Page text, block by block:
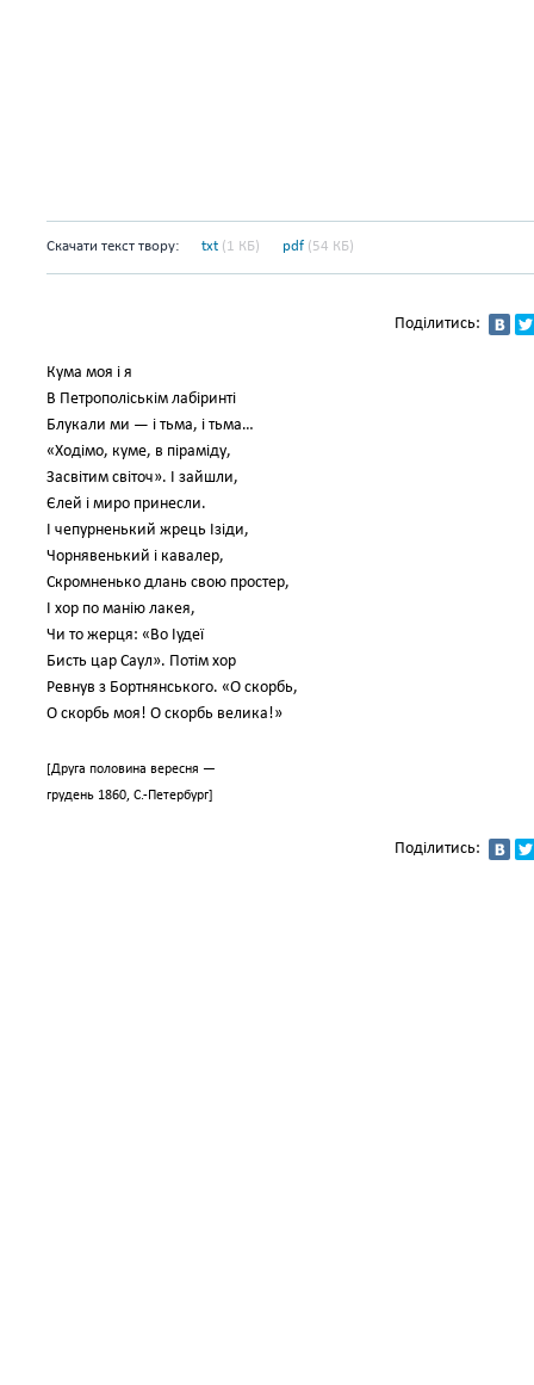
Скачати текст твору: txt (1 КБ) pdf (54 КБ)
Поділитись:
Кума моя і я
В Петрополіськім лабіринті
Блукали ми — і тьма, і тьма…
«Ходімо, куме, в піраміду,
Засвітим світоч». І зайшли,
Єлей і миро принесли.
І чепурненький жрець Ізіди,
Чорнявенький і кавалер,
Скромненько длань свою простер,
І хор по манію лакея,
Чи то жерця: «Во Іудеї
Бисть цар Саул». Потім хор
Ревнув з Бортнянського. «О скорбь,
О скорбь моя! О скорбь велика!»
[Друга половина вересня —
грудень 1860, С.-Петербург]
Поділитись: